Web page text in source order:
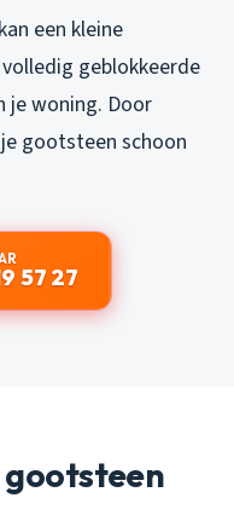
een kleine
geblokkeerde
je woning. Door
gootsteen schoon
57 27
gootsteen